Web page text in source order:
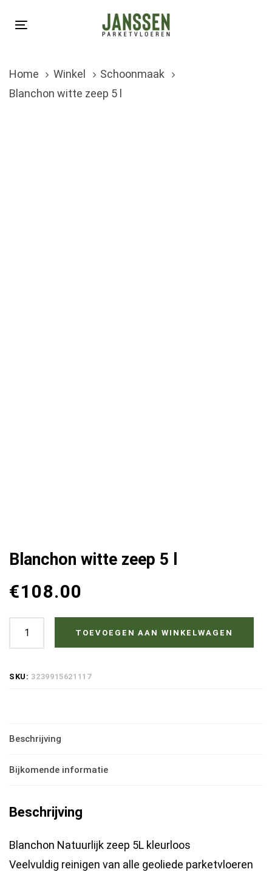
links
navigation
Skip
Toggle
Home
Winkel
Schoonmaak
Blanchon witte zeep 5 l
Blanchon witte zeep 5 l
€108.00
Blanchon
witte
TOEVOEGEN AAN WINKELWAGEN
SKU: 3239915621117
Beschrijving
Bijkomende informatie
Beschrijving
Blanchon Natuurlijk zeep 5L kleurloos
Veelvuldig reinigen van alle geoliede parketvloeren